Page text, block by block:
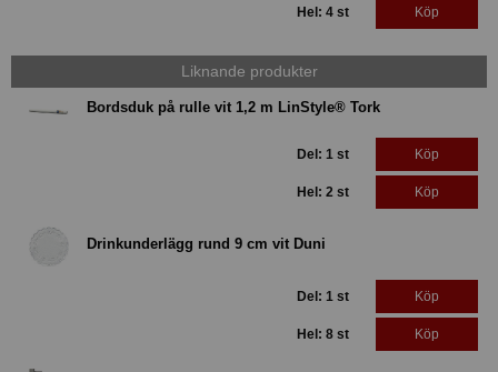
Hel: 4 st Köp
Liknande produkter
Bordsduk på rulle vit 1,2 m LinStyle® Tork
Del: 1 st Köp
Hel: 2 st Köp
Drinkunderlägg rund 9 cm vit Duni
Del: 1 st Köp
Hel: 8 st Köp